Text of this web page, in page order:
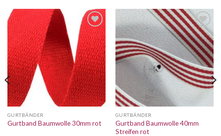
Auf die
Wunschliste
GURTBÄNDER
Gurtband Baumwolle 30mm rot
Auf die
Wunschliste
GURTBÄNDER
Gurtband Baumwolle 40mm
Streifen rot